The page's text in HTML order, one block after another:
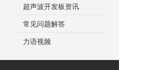
超声波开发板资讯
常见问题解答
力语视频